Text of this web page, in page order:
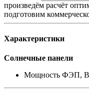
произведём расчёт
подготовим
Характеристики
Солнечные панели
Мощность ФЭП,